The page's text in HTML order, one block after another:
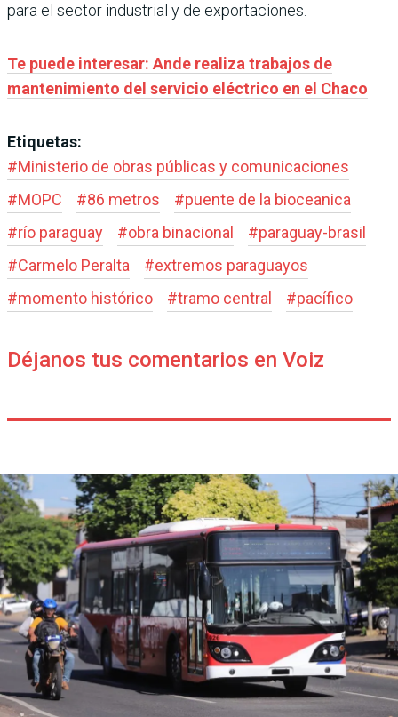
para el sector industrial y de exportaciones.
Te puede interesar: Ande realiza trabajos de
mantenimiento del servicio eléctrico en el Chaco
Etiquetas:
#Ministerio de obras públicas y comunicaciones
#MOPC #86 metros #puente de la bioceanica
#río paraguay #obra binacional #paraguay-brasil
#Carmelo Peralta #extremos paraguayos
#momento histórico #tramo central #pacífico
Déjanos tus comentarios en Voiz